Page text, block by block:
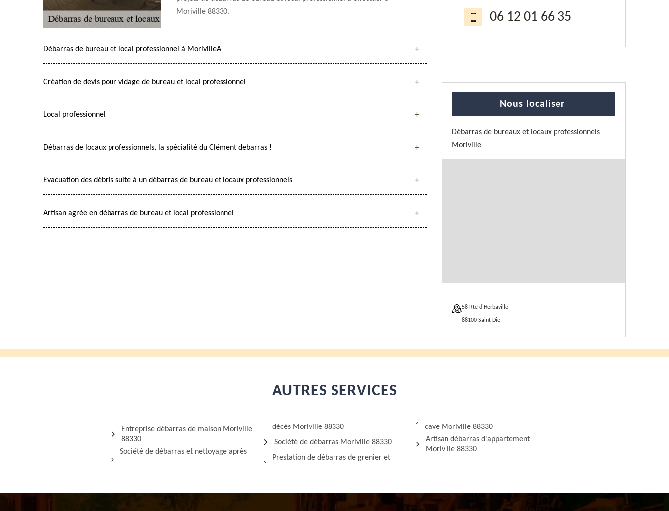
Moriville 88330.
Débarras de bureau et local professionnel à MorivilleA
Création de devis pour vidage de bureau et local professionnel
Local professionnel
Débarras de locaux professionnels, la spécialité du Clément debarras !
Evacuation des débris suite à un débarras de bureau et locaux professionnels
Artisan agrée en débarras de bureau et local professionnel
06 12 01 66 35
Nous localiser
Débarras de bureaux et locaux professionnels
Moriville
58 Rte d'Herbaville
88100 Saint Die
AUTRES SERVICES
Entreprise débarras de maison Moriville
88330
Société de débarras et nettoyage après
décès Moriville 88330
Société de débarras Moriville 88330
Prestation de débarras de grenier et
cave Moriville 88330
Artisan débarras d'appartement
Moriville 88330